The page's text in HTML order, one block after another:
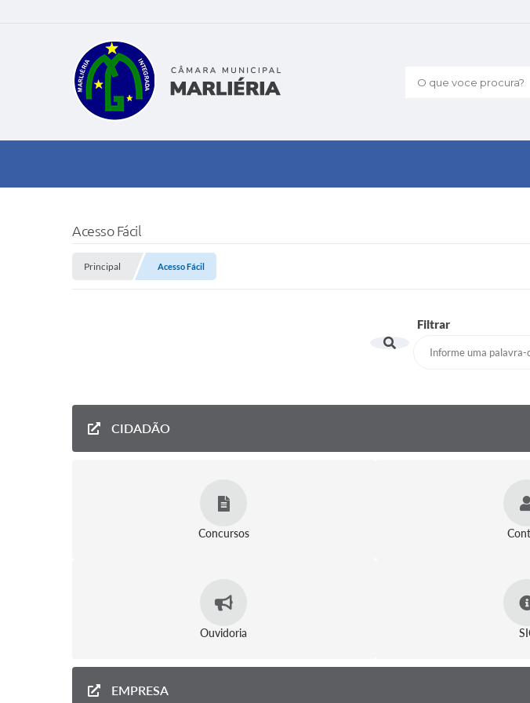
O que voce procura?
Acesso Fácil
Principal Acesso Fácil
Filtrar
CIDADÃO
Concursos
Ouvidoria
EMPRESA